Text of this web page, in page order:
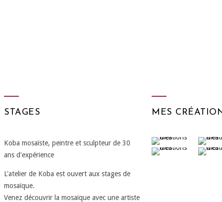
STAGES
Koba mosaïste, peintre et sculpteur de 30
ans d'expérience
L'atelier de Koba est ouvert aux stages de
mosaïque.
Venez découvrir la mosaïque avec une artiste
MES